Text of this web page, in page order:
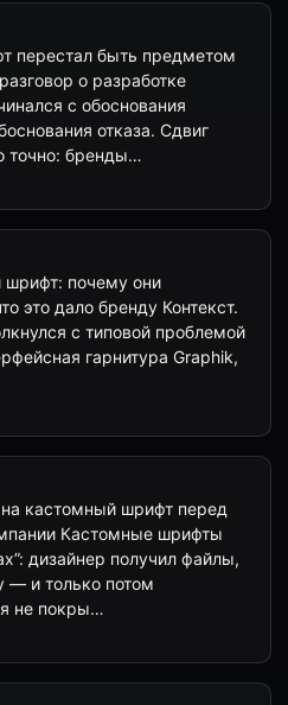
перестал быть предметом
о разработке
с обоснования
отказа. Сдвиг
точно: бренды…
шрифт: почему они
это дало бренду Контекст.
с типовой проблемой
гарнитура Graphik,
кастомный шрифт перед
Кастомные шрифты
дизайнер получил файлы,
— и только потом
не покры…